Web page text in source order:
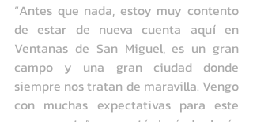
“Antes que nada, estoy muy contento
de estar de nueva cuenta aquí en
Ventanas de San Miguel, es un gran
campo y una gran ciudad donde
siempre nos tratan de maravilla. Vengo
con muchas expectativas para este